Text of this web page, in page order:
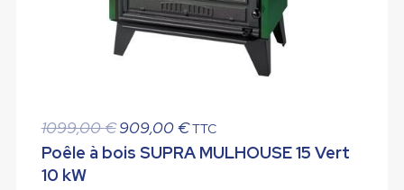
1099,00€ Le
prix
909,00€Le
prix
TTC
Poêle à bois SUPRA MULHOUSE 15 Vert
10 kW